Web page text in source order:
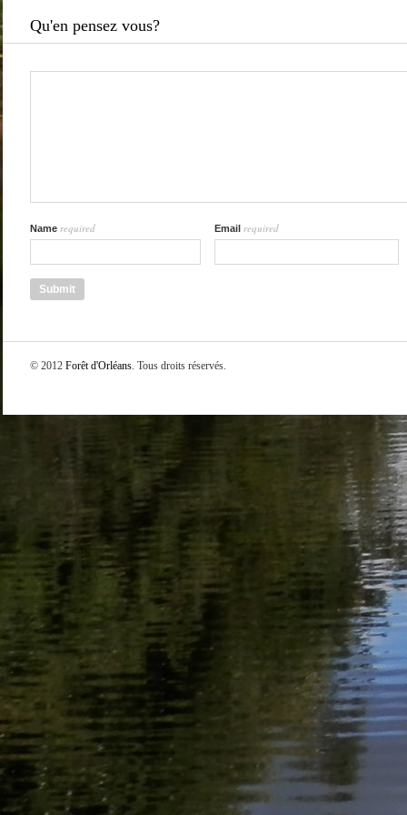
Qu'en pensez vous?
Name required Email required
© 2012 Forêt d'Orléans. Tous droits réservés.